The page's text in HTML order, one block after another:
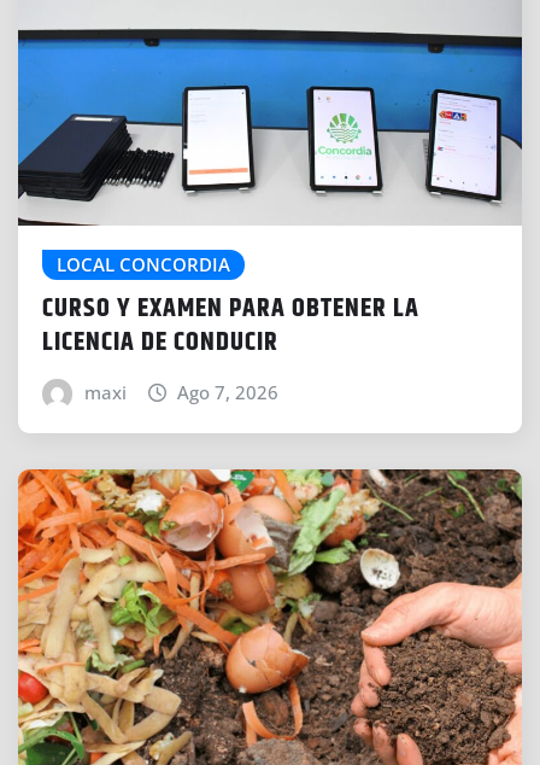
LOCAL CONCORDIA
CURSO Y EXAMEN PARA OBTENER LA
LICENCIA DE CONDUCIR
maxi Ago 7, 2026